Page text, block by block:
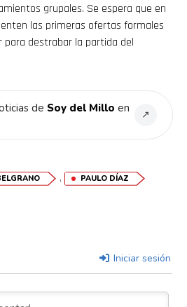
grupales. Se espera que en
las primeras ofertas formales
para destrabar la partida del
de Soy del Millo en
↗
, PAULO DÍAZ
Iniciar sesión